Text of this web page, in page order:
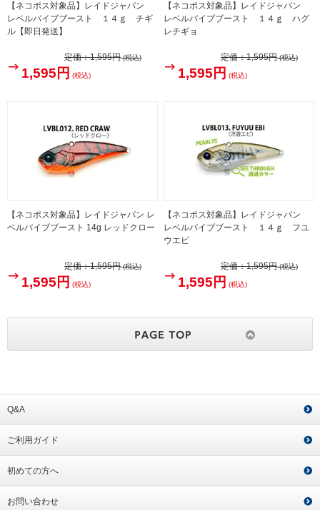
【ネコポス対象品】レイドジャパン
レベルバイブブースト １４ｇ チギ
ル【即日発送】
定価：1,595円(税込)
1,595円 (税込)
【ネコポス対象品】レイドジャパン
レベルバイブブースト １４ｇ ハグ
レチギョ
定価：1,595円(税込)
1,595円 (税込)
【ネコポス対象品】レイドジャパン レ
ベルバイブブースト 14g レッドクロー
定価：1,595円(税込)
1,595円 (税込)
【ネコポス対象品】レイドジャパン
レベルバイブブースト １４ｇ フユ
ウエビ
定価：1,595円(税込)
1,595円 (税込)
Q&A
ご利用ガイド
初めての方へ
お問い合わせ